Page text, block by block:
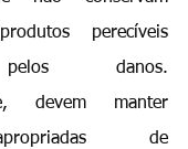
perecíveis
danos.
devem manter
de